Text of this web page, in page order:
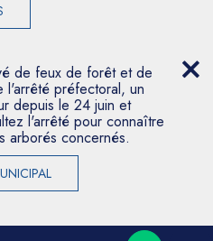
de feux de forêt et de
l'arrêté préfectoral, un
depuis le 24 juin et
l'arrêté pour connaître
arborés concernés.